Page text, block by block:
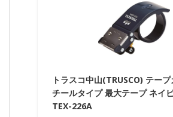
トラスコ中山(TRUSCO) テー
チールタイプ 最大テープ ネイ
TEX-226A